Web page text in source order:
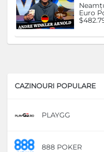
Euro
CAZINOURI POPULARE
PLAYGG
888 POKER